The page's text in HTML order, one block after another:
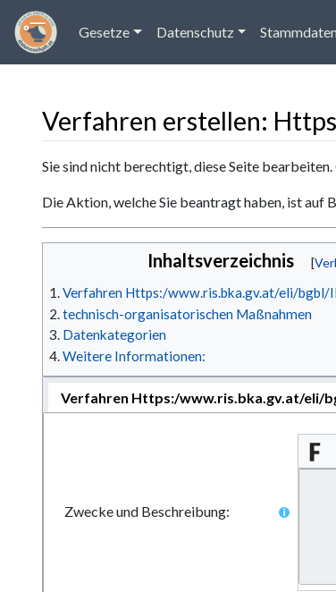
Gesetze Datenschutz
Verfahren erstellen:
Wechseln zu: Navigation ,Suche
Sie sind nicht berechtigt, diese Seite bearbeiten.
Die Aktion, welche Sie beantragt haben, ist auf
Inhaltsverzeichnis
Verfahren Https:/www.ris.bka.gv.at/eli/
technisch-organisatorischen Maßnahmen
Datenkategorien
Weitere Informationen:
Verfahren Https:/www.ris.bka.gv.at/eli/
Zwecke und Beschreibung: